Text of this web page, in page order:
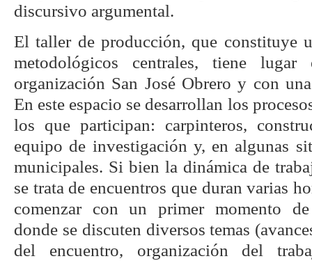
discursivo argumental.
El taller de producción, que constituye
metodológicos centrales, tiene
organización San José Obrero y con
En este espacio se desarrollan los
los que participan: carpinteros,
equipo de investigación y, en algunas
municipales. Si bien la dinámica de
se trata de encuentros que duran varias
comenzar con un primer momento de
donde se discuten diversos temas
del encuentro, organización del